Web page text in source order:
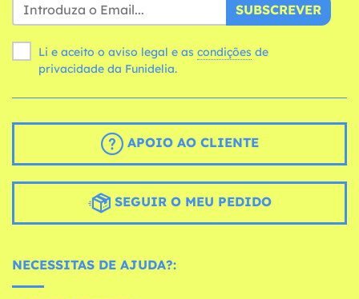
SUBSCREVER
Li e aceito o aviso legal e as condições
privacidade da Funidelia.
APOIO AO CLIENTE
SEGUIR O MEU PEDIDO
NECESSITAS DE AJUDA?: